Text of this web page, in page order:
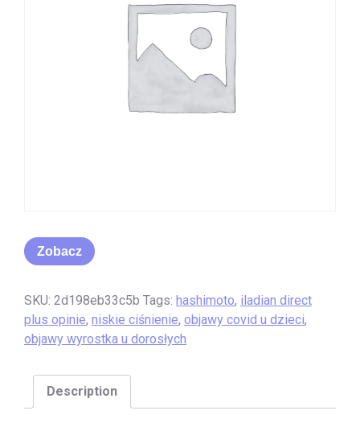
Zobacz
SKU: 2d198eb33c5b Tags: hashimoto, iladian direct
plus opinie, niskie ciśnienie, objawy covid u dzieci,
objawy wyrostka u dorosłych
Description